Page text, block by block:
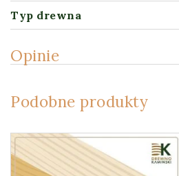
Typ drewna
Opinie
Podobne produkty